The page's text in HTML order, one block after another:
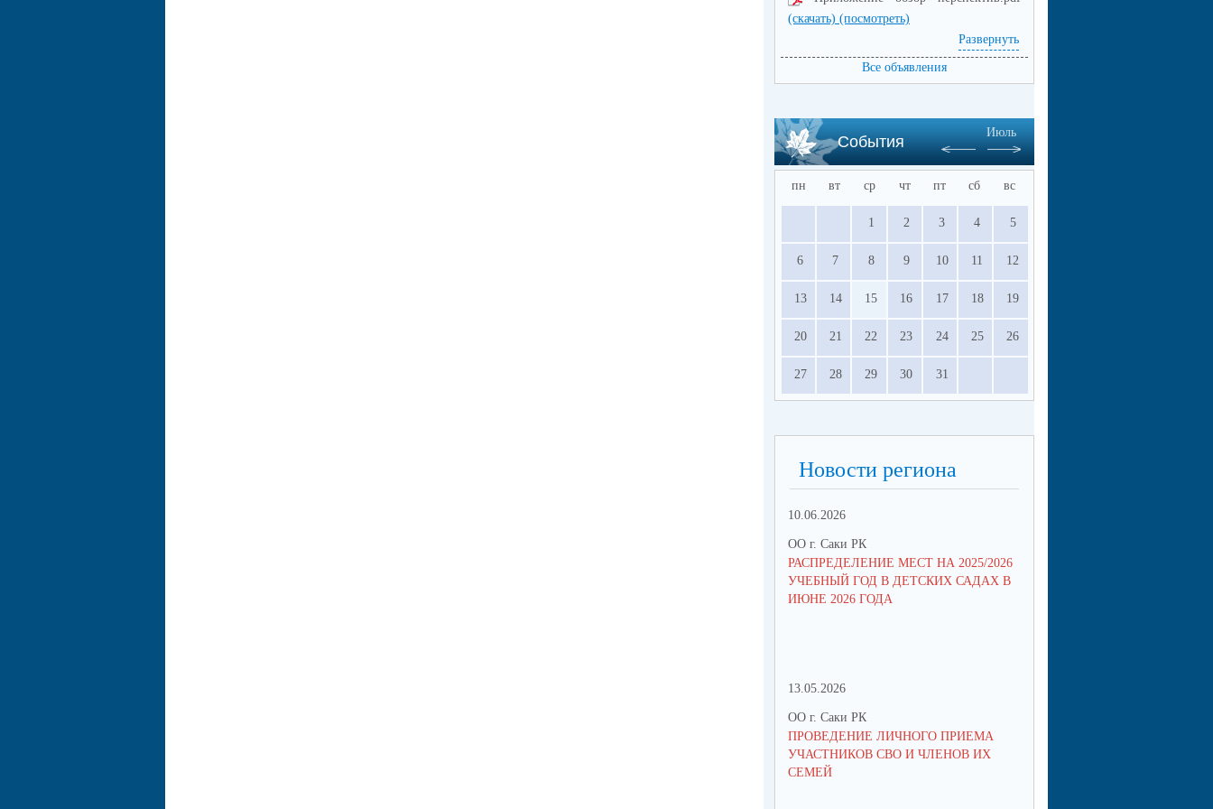
семей!
(скачать) (посмотреть)
Развернуть
Все объявления
События
Июль
пн вт ср чт пт сб вс
1 2 3 4 5
6 7 8 9 10 11 12
13 14 15 16 17 18 19
20 21 22 23 24 25 26
27 28 29 30 31
Новости региона
10.06.2026
ОО г. Саки РК
РАСПРЕДЕЛЕНИЕ МЕСТ НА 2025/2026
УЧЕБНЫЙ ГОД В ДЕТСКИХ САДАХ В
ИЮНЕ 2026 ГОДА
13.05.2026
ОО г. Саки РК
ПРОВЕДЕНИЕ ЛИЧНОГО ПРИЕМА
УЧАСТНИКОВ СВО И ЧЛЕНОВ ИХ
СЕМЕЙ